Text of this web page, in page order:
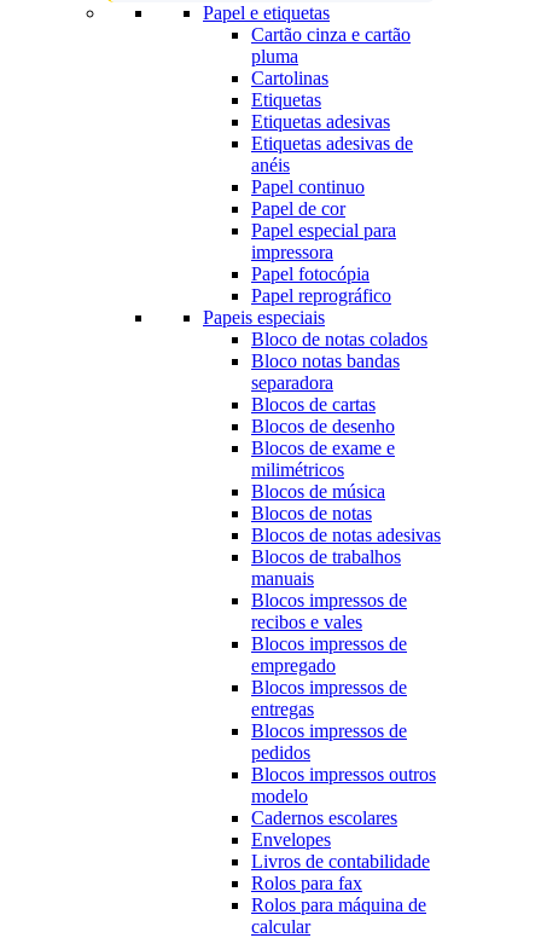
Papel e etiquetas
Cartão cinza e cartão
pluma
Cartolinas
Etiquetas
Etiquetas adesivas
Etiquetas adesivas de
anéis
Papel continuo
Papel de cor
Papel especial para
impressora
Papel fotocópia
Papel reprográfico
Papeis especiais
Bloco de notas colados
Bloco notas bandas
separadora
Blocos de cartas
Blocos de desenho
Blocos de exame e
milimétricos
Blocos de música
Blocos de notas
Blocos de notas adesivas
Blocos de trabalhos
manuais
Blocos impressos de
recibos e vales
Blocos impressos de
empregado
Blocos impressos de
entregas
Blocos impressos de
pedidos
Blocos impressos outros
modelo
Cadernos escolares
Envelopes
Livros de contabilidade
Rolos para fax
Rolos para máquina de
calcular